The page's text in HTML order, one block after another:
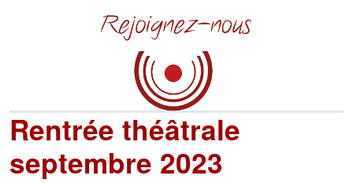
Rentrée théâtrale
septembre 2023